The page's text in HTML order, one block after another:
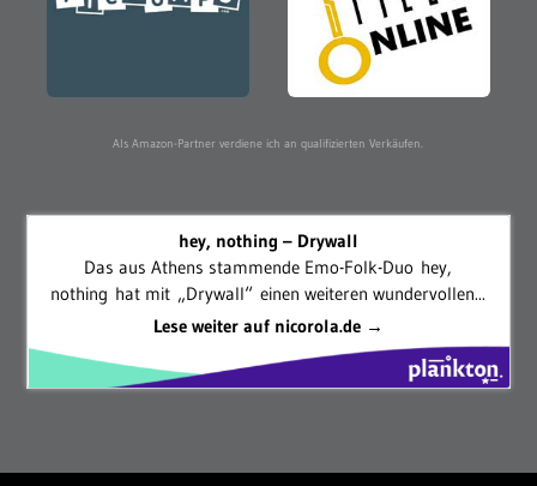
Als Amazon-Partner verdiene ich an qualifizierten Verkäufen.
hey, nothing – Drywall
Das aus Athens stammende Emo-Folk-Duo hey,
nothing hat mit „Drywall“ einen weiteren wundervollen...
Lese weiter auf nicorola.de →